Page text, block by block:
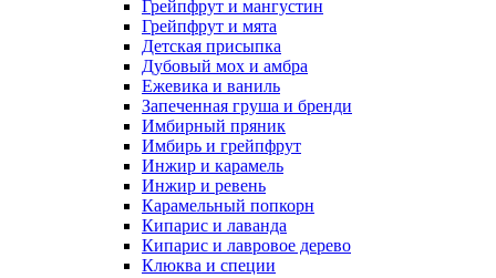
Грейпфрут и мангустин
Грейпфрут и мята
Детская присыпка
Дубовый мох и амбра
Ежевика и ваниль
Запеченная груша и бренди
Имбирный пряник
Имбирь и грейпфрут
Инжир и карамель
Инжир и ревень
Карамельный попкорн
Кипарис и лаванда
Кипарис и лавровое дерево
Клюква и специи